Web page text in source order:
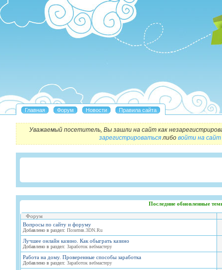
Уважаемый посетитель, Вы зашли на сайт как
зарегистрироватьсялибо войти на сайт
Последние обновленные
Форум
Вопросы по сайту и форуму
Добавлено в раздел: Позитив.3DN.Ru
Лучшее онлайн казино. Как обыграть казино
Добавлено в раздел: Заработок вебмастеру
Работа на дому. Проверенные способы заработка
Добавлено в раздел: Заработок вебмастеру